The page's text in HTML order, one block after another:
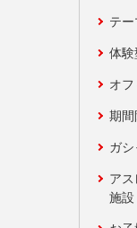
テ
体
オ
期
ガ
ア
施設